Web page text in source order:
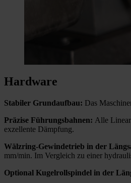
Schwenkabrichter mit
Schwenkabrichter mit Abrichtrolle
Formdiamant
Gabelabrichter
Einkornabrichter
V-Flach-Gleitbahnen mit
Automatische Zentralschmierung
Hardware
Stabiler Grundaufbau: Das
Präzise Führungsbahnen: Alle
exzellente Dämpfung.
Wälzring-Gewindetrieb in der
mm/min. Im Vergleich zu einer
Optional Kugelrollspindel in der